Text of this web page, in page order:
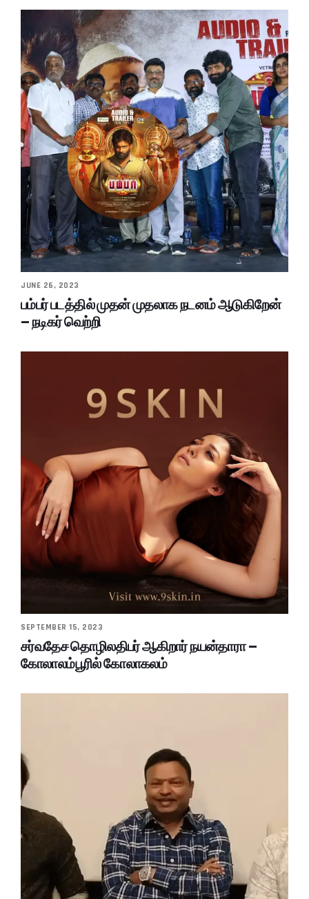
JUNE 26, 2023
பம்பர் படத்தில் முதன் முதலாக நடனம் ஆடுகிறேன்
– நடிகர் வெற்றி
SEPTEMBER 15, 2023
சர்வதேச தொழிலதிபர் ஆகிறார் நயன்தாரா –
கோலாலம்பூரில் கோலாகலம்